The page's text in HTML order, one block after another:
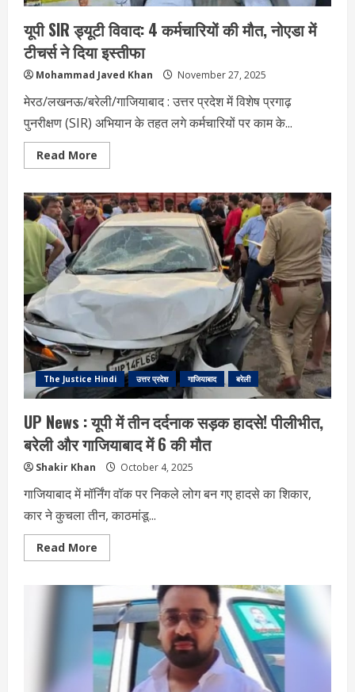
यूपी SIR ड्यूटी विवाद: 4 कर्मचारियों की मौत, नोएडा में
टीचर्स ने दिया इस्तीफा
Mohammad Javed Khan November 27, 2025
मेरठ/लखनऊ/बरेली/गाजियाबाद : उत्तर प्रदेश में विशेष प्रगाढ़
पुनरीक्षण (SIR) अभियान के तहत लगे कर्मचारियों पर काम के...
Read More
more
SIR
ड्यूटी
विवाद:
4
कर्मचारियों
की
मौत,
नोएडा
में
टीचर्स
ने
दिया
इस्तीफा
The Justice Hindi उत्तर प्रदेश गाजियाबाद बरेली
UP News : यूपी में तीन दर्दनाक सड़क हादसे! पीलीभीत,
बरेली और गाजियाबाद में 6 की मौत
Shakir Khan October 4, 2025
गाजियाबाद में मॉर्निंग वॉक पर निकले लोग बन गए हादसे का शिकार,
कार ने कुचला तीन, काठमांडू...
Read More
more
News
:
यूपी
में
तीन
दर्दनाक
सड़क
हादसे!
पीलीभीत,